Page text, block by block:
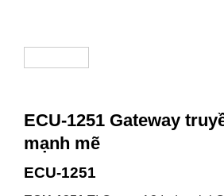
ECU-1251 Gateway
mạnh mẽ
ECU-1251